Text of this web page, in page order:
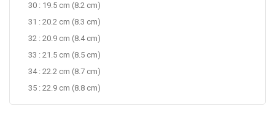
30 : 19.5 cm (8.2 cm)
31 : 20.2 cm (8.3 cm)
32 : 20.9 cm (8.4 cm)
33 : 21.5 cm (8.5 cm)
34 : 22.2 cm (8.7 cm)
35 : 22.9 cm (8.8 cm)